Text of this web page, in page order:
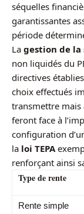
séquelles
garantissantes
période
La gestion de
non liquidés du
directives
choix effectués
transmettre mais
feront face à
configuration
la loi TEPA
renforçant ainsi
Type de rente
Rente simple